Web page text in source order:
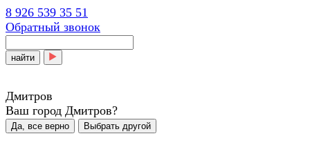
8 926 539 35 51
Обратный звонок
найти
Дмитров
Ваш город Дмитров?
Да, все верно Выбрать другой